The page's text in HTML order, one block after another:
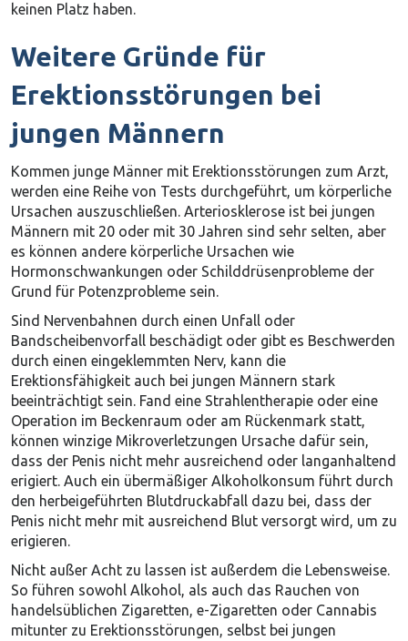
keinen Platz haben.
Weitere Gründe für
Erektionsstörungen bei
jungen Männern
Kommen junge Männer mit Erektionsstörungen zum Arzt,
werden eine Reihe von Tests durchgeführt, um körperliche
Ursachen auszuschließen. Arteriosklerose ist bei jungen
Männern mit 20 oder mit 30 Jahren sind sehr selten, aber
es können andere körperliche Ursachen wie
Hormonschwankungen oder Schilddrüsenprobleme der
Grund für Potenzprobleme sein.
Sind Nervenbahnen durch einen Unfall oder
Bandscheibenvorfall beschädigt oder gibt es Beschwerden
durch einen eingeklemmten Nerv, kann die
Erektionsfähigkeit auch bei jungen Männern stark
beeinträchtigt sein. Fand eine Strahlentherapie oder eine
Operation im Beckenraum oder am Rückenmark statt,
können winzige Mikroverletzungen Ursache dafür sein,
dass der Penis nicht mehr ausreichend oder langanhaltend
erigiert. Auch ein übermäßiger Alkoholkonsum führt durch
den herbeigeführten Blutdruckabfall dazu bei, dass der
Penis nicht mehr mit ausreichend Blut versorgt wird, um zu
erigieren.
Nicht außer Acht zu lassen ist außerdem die Lebensweise.
So führen sowohl Alkohol, als auch das Rauchen von
handelsüblichen Zigaretten, e-Zigaretten oder Cannabis
mitunter zu Erektionsstörungen, selbst bei jungen